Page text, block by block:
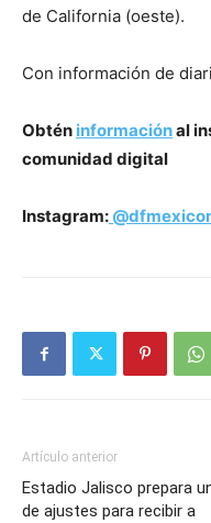
de California (oeste).
Con información de
Obtén informaciónal
comunidad digital
Instagram:
Artículo anterior
Estadio Jalisco prepara
de ajustes para recibir a